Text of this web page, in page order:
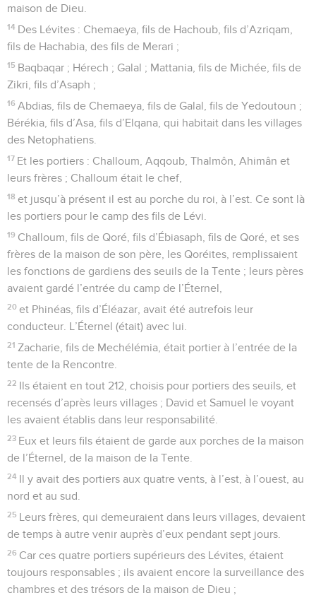
maison de Dieu.
14 Des Lévites : Chemaeya, fils de Hachoub, fils d’Azriqam,
fils de Hachabia, des fils de Merari ;
15 Baqbaqar ; Hérech ; Galal ; Mattania, fils de Michée, fils de
Zikri, fils d’Asaph ;
16 Abdias, fils de Chemaeya, fils de Galal, fils de Yedoutoun ;
Bérékia, fils d’Asa, fils d’Elqana, qui habitait dans les villages
des Netophatiens.
17 Et les portiers : Challoum, Aqqoub, Thalmôn, Ahimân et
leurs frères ; Challoum était le chef,
18 et jusqu’à présent il est au porche du roi, à l’est. Ce sont là
les portiers pour le camp des fils de Lévi.
19 Challoum, fils de Qoré, fils d’Ébiasaph, fils de Qoré, et ses
frères de la maison de son père, les Qoréites, remplissaient
les fonctions de gardiens des seuils de la Tente ; leurs pères
avaient gardé l’entrée du camp de l’Éternel,
20 et Phinéas, fils d’Éléazar, avait été autrefois leur
conducteur. L’Éternel (était) avec lui.
21 Zacharie, fils de Mechélémia, était portier à l’entrée de la
tente de la Rencontre.
22 Ils étaient en tout 212, choisis pour portiers des seuils, et
recensés d’après leurs villages ; David et Samuel le voyant
les avaient établis dans leur responsabilité.
23 Eux et leurs fils étaient de garde aux porches de la maison
de l’Éternel, de la maison de la Tente.
24 Il y avait des portiers aux quatre vents, à l’est, à l’ouest, au
nord et au sud.
25 Leurs frères, qui demeuraient dans leurs villages, devaient
de temps à autre venir auprès d’eux pendant sept jours.
26 Car ces quatre portiers supérieurs des Lévites, étaient
toujours responsables ; ils avaient encore la surveillance des
chambres et des trésors de la maison de Dieu ;